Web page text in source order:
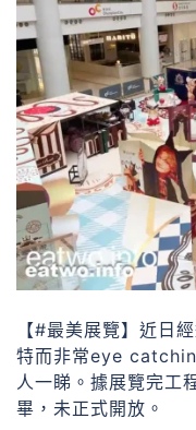
【#最美展覽】近日
特而非常eye
人一睇。據展覽完工
畢，未正式開放。